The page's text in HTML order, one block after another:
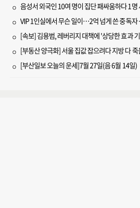
음성서 외국인 10여 명이 집단 패싸움하다 1명
VIP 1인실에서 무슨 일이…2억 넘게 쓴 중독자
[부동산 양극화] 서울 집값 잡으려다 지방 다
[부산일보 오늘의 운세]7월 27일(음 6월 14일)